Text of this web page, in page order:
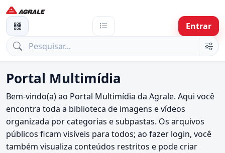
Entrar
Portal Multimídia
Bem-vindo(a) ao Portal Multimídia da Agrale. Aqui você
encontra toda a biblioteca de imagens e vídeos
organizada por categorias e subpastas. Os arquivos
públicos ficam visíveis para todos; ao fazer login, você
também visualiza conteúdos restritos e pode criar